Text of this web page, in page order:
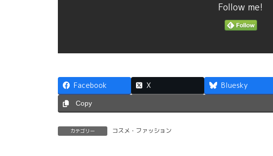
Follow me!
Facebook X Bluesky
Copy
カテゴリー コスメ・ファッション